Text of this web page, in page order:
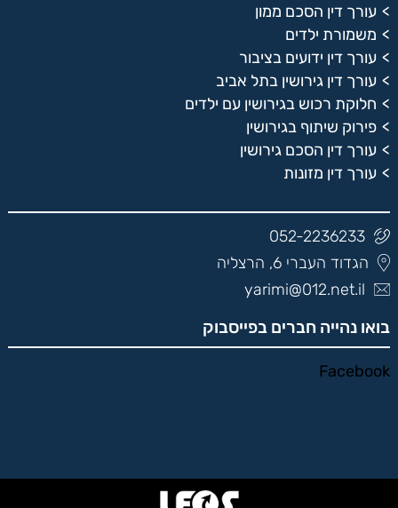
עורך דין הסכם ממון
משמורת ילדים
עורך דין ידועים בציבור
עורך דין גירושין בתל אביב
חלוקת רכוש בגירושין עם ילדים
פירוק שיתוף בגירושין
עורך דין הסכם גירושין
עורך דין מזונות
052-2236233
הגדוד העברי 6, הרצליה
yarimi@012.net.il
בואו נהייה חברים בפייסבוק
Facebook